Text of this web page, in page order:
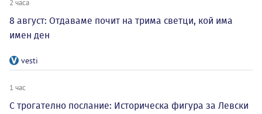
2 часа
8 август: Отдаваме почит на трима светци, кой има
имен ден
vesti
1 час
С трогателно послание: Историческа фигура за Левски